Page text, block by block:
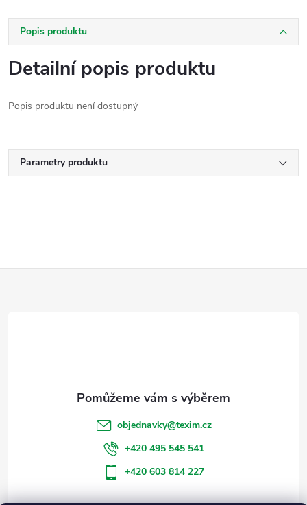
Popis produktu
Detailní popis produktu
Popis produktu není dostupný
Parametry produktu
objednavky@texim.cz
+420 495 545 541
+420 603 814 227